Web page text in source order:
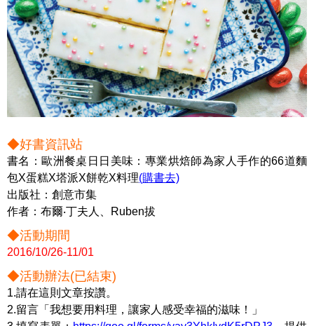
◆好書資訊站
書名：歐洲餐桌日日美味：專業烘焙師為家人手作的66道麵
包X蛋糕X塔派X餅乾X料理(購書去)
出版社：創意市集
作者：布爾‧丁夫人、Ruben拔
◆活動期間
2016/10/26-11/01
◆活動辦法(已結束)
1.請在這則文章按讚。
2.留言「我想要用料理，讓家人感受幸福的滋味！」